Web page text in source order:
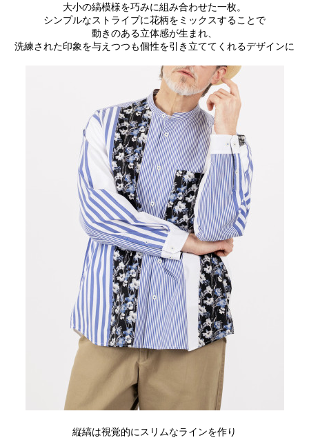
大小の縞模様を巧みに組み合わせた一枚。
シンプルなストライプに花柄をミックスすることで
動きのある立体感が生まれ、
洗練された印象を与えつつも個性を引き立ててくれるデザインに
縦縞は視覚的にスリムなラインを作り